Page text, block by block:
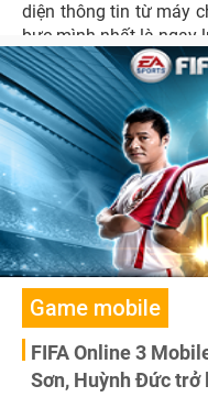
diện thông tin từ máy
bực mình nhất là ngay
Game mobile
FIFA Online 3
Sơn, Huỳnh Đức trở